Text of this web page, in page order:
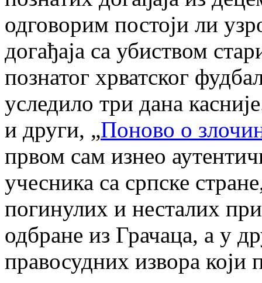
одговорим постоји ли
догађаја са убиством
познатог хрватског
уследило три дана
и други, „Поново о
првом сам изнео
учесника са српске
погинулих и несталих
одбране из Грачаца, а у
правосудних извора који